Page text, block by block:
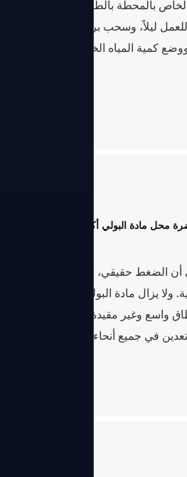
بالمحطة بالطريقة المعتادة:
ليلاً، وسحب براميل التخثر
كمية المياه الخام تحت
محل مادة البولي أكريلاميد؟ نظرة
أن الضغط حقيقي، لكنه أضيق مما
ولا يزال مادة البولي أكريلاميد
واسع وغير مقيدة في معالجة
في جميع أنحاء الاتحاد ال...